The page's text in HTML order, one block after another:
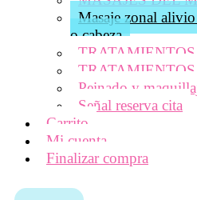
Masaje zonal
o cabeza
Peinado y
Señal reserva cita
Carrito
Mi cuenta
Finalizar compra